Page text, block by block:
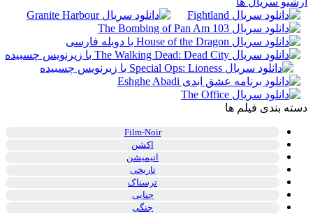
دسته بندی فیلم ها
Film-Noir
اکشن
انیمیشن
تاریخی
ترسناک
جنایی
جنگی